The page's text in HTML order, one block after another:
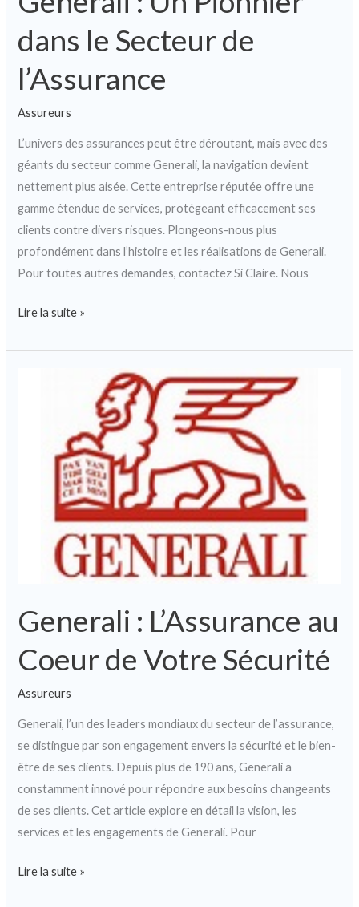
dans le Secteur de
l’Assurance
Assureurs
L’univers des assurances peut être déroutant, mais avec des
géants du secteur comme Generali, la navigation devient
nettement plus aisée. Cette entreprise réputée offre une
gamme étendue de services, protégeant efficacement ses
clients contre divers risques. Plongeons-nous plus
profondément dans l’histoire et les réalisations de Generali.
Pour toutes autres demandes, contactez Si Claire. Nous
Lire la suite »
Generali : L’Assurance au
Coeur de Votre Sécurité
Assureurs
Generali, l’un des leaders mondiaux du secteur de l’assurance,
se distingue par son engagement envers la sécurité et le bien-
être de ses clients. Depuis plus de 190 ans, Generali a
constamment innové pour répondre aux besoins changeants
de ses clients. Cet article explore en détail la vision, les
services et les engagements de Generali. Pour
Lire la suite »